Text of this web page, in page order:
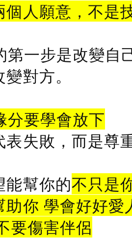
個人願意，不是
第一步是改變自
對方。
分要學會放下
表失敗，而是尊
能幫你的不只是
助你 學會好好愛
要傷害伴侶